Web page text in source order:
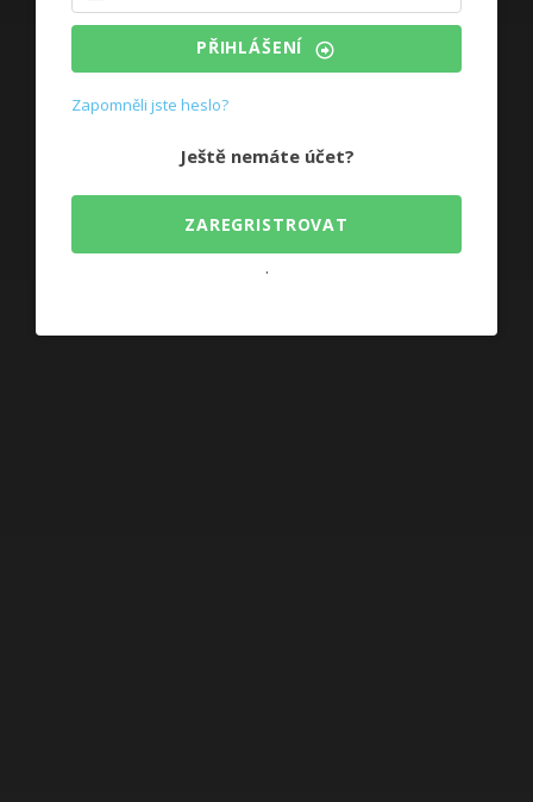
PŘIHLÁŠENÍ
Zapomněli jste heslo?
Ještě nemáte účet?
ZAREGRISTROVAT
.